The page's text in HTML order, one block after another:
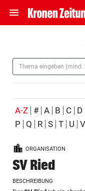
menu Navigation
ein-/ausklappen
account_circle
pin_drop
Wien
Suchbegriff
eingeben
Alle
(ausgewählt)
Person
A-Z(ausgewählt)
# A B C D
P
Q R S T U V
ORGANISATION
SV Ried
BESCHREIBUNG